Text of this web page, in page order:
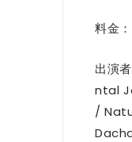
料金
出演
ntal
/